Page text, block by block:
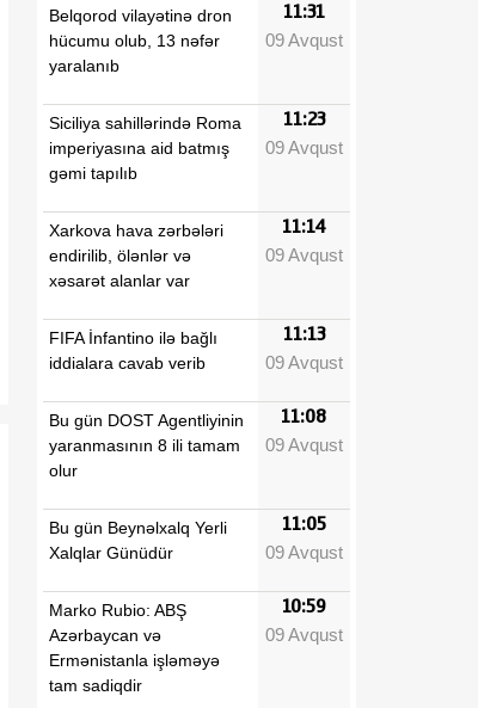
Belqorod vilayətinə dron
hücumu olub, 13 nəfər
yaralanıb
11:31
09 Avqust
Siciliya sahillərində Roma
imperiyasına aid batmış
gəmi tapılıb
11:23
09 Avqust
Xarkova hava zərbələri
endirilib, ölənlər və
xəsarət alanlar var
11:14
09 Avqust
FIFA İnfantino ilə bağlı
iddialara cavab verib
11:13
09 Avqust
Bu gün DOST Agentliyinin
yaranmasının 8 ili tamam
olur
11:08
09 Avqust
Bu gün Beynəlxalq Yerli
Xalqlar Günüdür
11:05
09 Avqust
Marko Rubio: ABŞ
Azərbaycan və
Ermənistanla işləməyə
tam sadiqdir
10:59
09 Avqust